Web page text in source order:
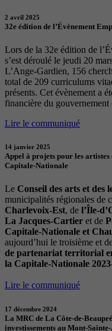
2 avril 2025
32e édition de l’Évènement
Lors de la 32e édition de
s’est déroulé le jeudi 20
L’Ange-Gardien, 156
total de 209 curriculums
présents. Cet évènement a
financière du gouvernement
Lire le communiqué
14 janvier 2025
Appel à projets pour les
Capitale-Nationale
Le Conseil des arts et des
municipalités régionales de
Charlevoix-Est, de l’Île-
La Jacques-Cartier et de
Capitale-Nationale et
aujourd’hui le troisième et
de partenariat territorial
la Capitale-Nationale
Lire le communiqué
17 décembre 2024
La MRC de La Côte-de-
investissements au Mont-